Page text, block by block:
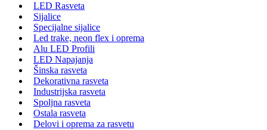
LED Rasveta
Sijalice
Specijalne sijalice
Led trake, neon flex i oprema
Alu LED Profili
LED Napajanja
Šinska rasveta
Dekorativna rasveta
Industrijska rasveta
Spoljna rasveta
Ostala rasveta
Delovi i oprema za rasvetu